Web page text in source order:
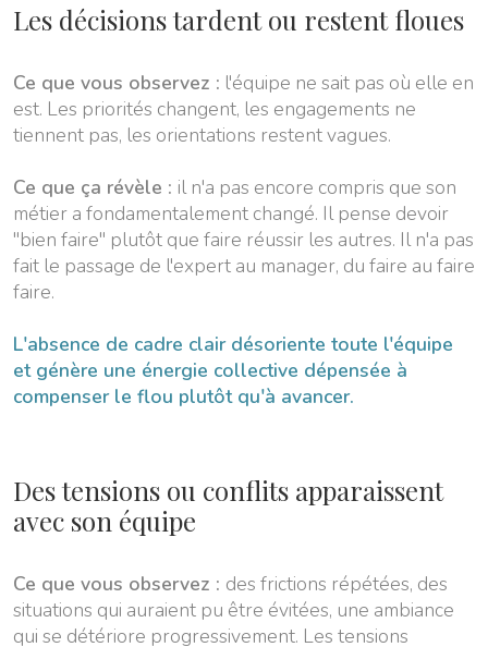
Les décisions tardent ou restent floues
Ce que vous observez : l'équipe ne sait pas où elle en
est. Les priorités changent, les engagements ne
tiennent pas, les orientations restent vagues.
Ce que ça révèle : il n'a pas encore compris que son
métier a fondamentalement changé. Il pense devoir
"bien faire" plutôt que faire réussir les autres. Il n'a pas
fait le passage de l'expert au manager, du faire au faire
faire.
L'absence de cadre clair désoriente toute l'équipe
et génère une énergie collective dépensée à
compenser le flou plutôt qu'à avancer.
Des tensions ou conflits apparaissent
avec son équipe
Ce que vous observez : des frictions répétées, des
situations qui auraient pu être évitées, une ambiance
qui se détériore progressivement. Les tensions